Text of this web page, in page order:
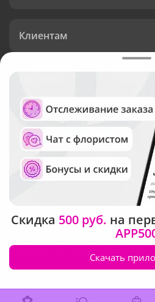
Клиентам
Язык интерфейса: Валюта:
Служба круглосуточной
Русский Букет, 2026
Общество с ограниченной
ОГРН: 1195476081745, ИНН:
Юридический адрес: г.
д.42, оф. 3
Скидка 500 руб. на
Скачать